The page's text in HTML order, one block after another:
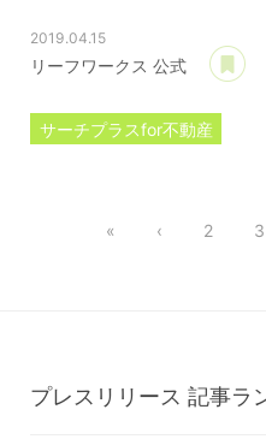
2019.04.15
リーフワークス 公式
サーチプラスfor不動産
« ‹ 2 3
プレスリリース 記事ラ